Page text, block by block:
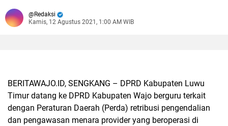
Redaksi
Kamis, 12 Agustus 2021, 1:00 AM WIB
BERITAWAJO.ID, SENGKANG – DPRD Kabupaten Luwu
Timur datang ke DPRD Kabupaten Wajo berguru terkait
dengan Peraturan Daerah (Perda) retribusi pengendalian
dan pengawasan menara provider yang beroperasi di